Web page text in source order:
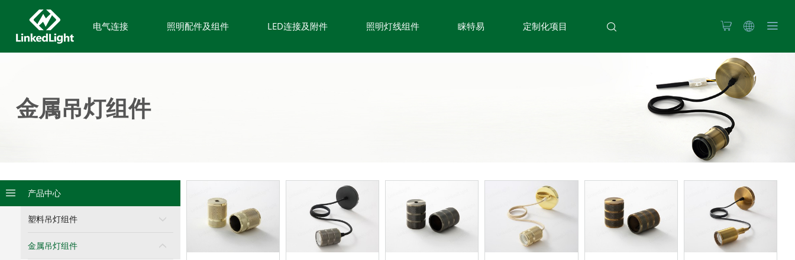
电气连接 照明配件及组件 LED连接及附件 照明灯线组件 睐特易 定制化项目
金属吊灯组件
产品中心
塑料吊灯组件
金属吊灯组件